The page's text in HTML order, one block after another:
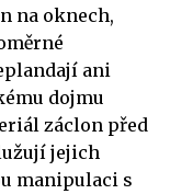
na oknech,
ani
dojmu
záclon před
jejich
manipulaci s